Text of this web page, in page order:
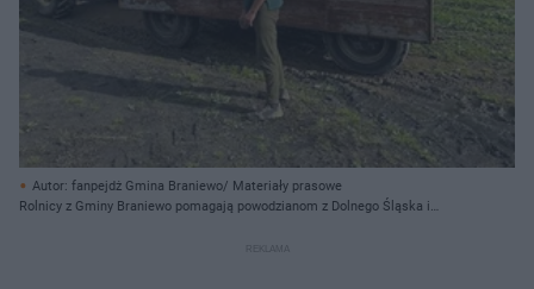
Autor: fanpejdż Gmina Braniewo/ Materiały prasowe
Rolnicy z Gminy Braniewo pomagają powodzianom z Dolnego Śląska i